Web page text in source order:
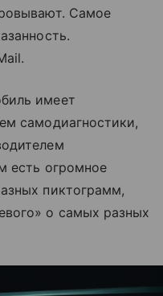
Самое
имеет
самодиагностики,
есть огромное
пиктограмм,
о самых разных